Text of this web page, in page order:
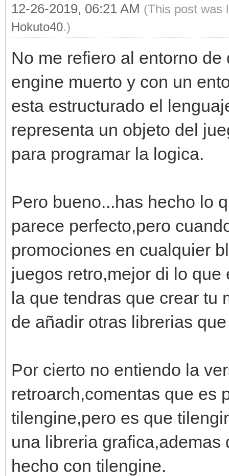
12-26-2019, 06:21 AM (This post was
Hokuto40.)
No me refiero al entorno
engine muerto y con un
esta estructurado el
representa un objeto del
para programar la logica.
Pero bueno...has hecho lo
parece perfecto,pero
promociones en cualquier
juegos retro,mejor di lo
la que tendras que crear tu
de añadir otras librerias
Por cierto no entiendo la
retroarch,comentas que es
tilengine,pero es que
una libreria
hecho con tilengine.